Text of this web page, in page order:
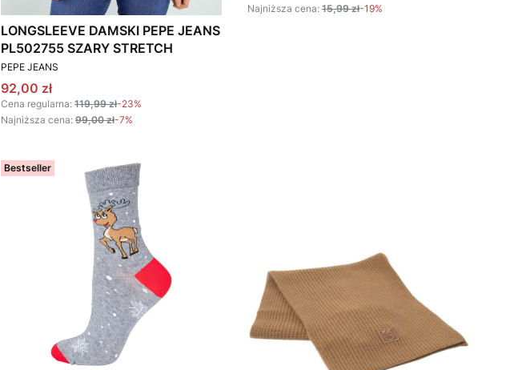
LONGSLEEVE DAMSKI PEPE JEANS
PL502755 SZARY STRETCH
PRODUCENT
PEPE JEANS
Cena promocyjna
92,00 zł
Cena regularna: 119,99 zł-23%
Najniższa cena: 99,00 zł-7%
Najniższa cena: 15,99 zł-19%
Bestseller